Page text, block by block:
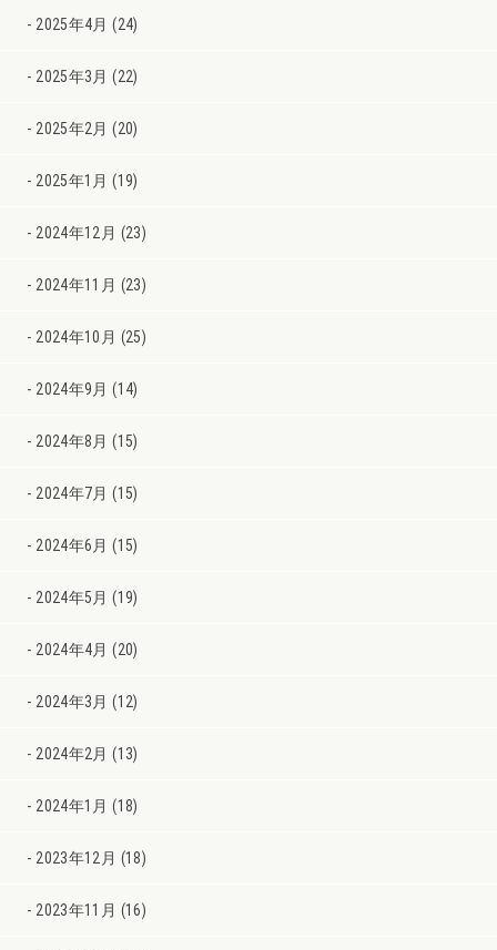
2025年4月 (24)
2025年3月 (22)
2025年2月 (20)
2025年1月 (19)
2024年12月 (23)
2024年11月 (23)
2024年10月 (25)
2024年9月 (14)
2024年8月 (15)
2024年7月 (15)
2024年6月 (15)
2024年5月 (19)
2024年4月 (20)
2024年3月 (12)
2024年2月 (13)
2024年1月 (18)
2023年12月 (18)
2023年11月 (16)